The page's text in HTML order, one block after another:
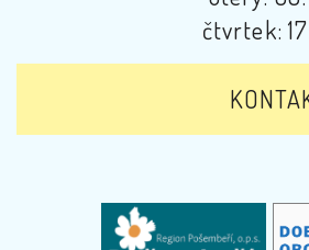
čtvrtek: